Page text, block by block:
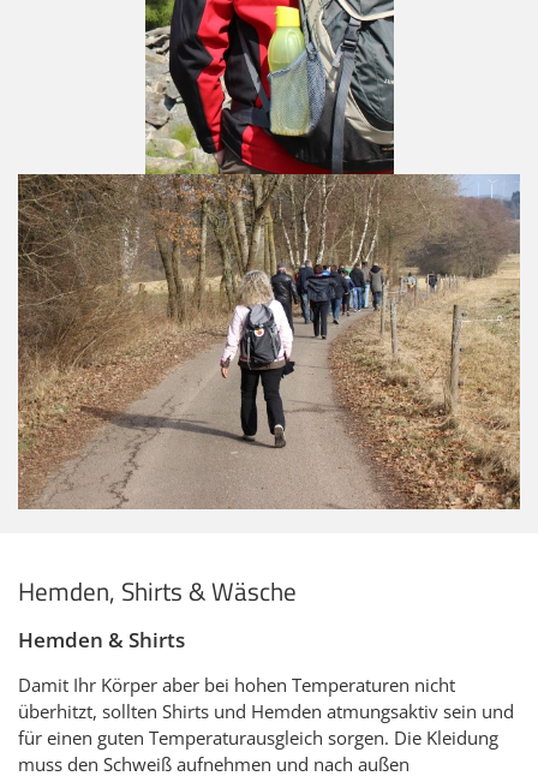
Wegemanagement
Aktivitätenübersicht
ANGEBOTE
Mitgliedschaft
Shopware
ÜBER
UNS
SWV
Geschäftsstelle
Ortsvereine
Historie
Hütten
Spenden
Satzung
Links
Hemden, Shirts & Wäsche
Hemden & Shirts
Damit Ihr Körper aber bei hohen Temperaturen nicht
überhitzt, sollten Shirts und Hemden atmungsaktiv sein und
für einen guten Temperaturausgleich sorgen. Die Kleidung
muss den Schweiß aufnehmen und nach außen